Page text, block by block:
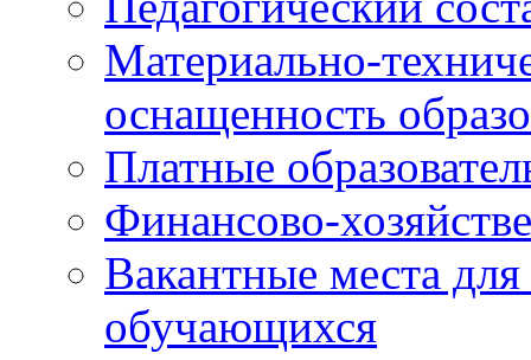
Материально-
оснащенность
Платные
Финансово-
Вакантные места
обучающихся